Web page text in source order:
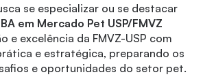
se especializar ou se destacar
em Mercado Pet USP/FMVZ
e excelência da FMVZ-USP com
e estratégica, preparando os
e oportunidades do setor pet.